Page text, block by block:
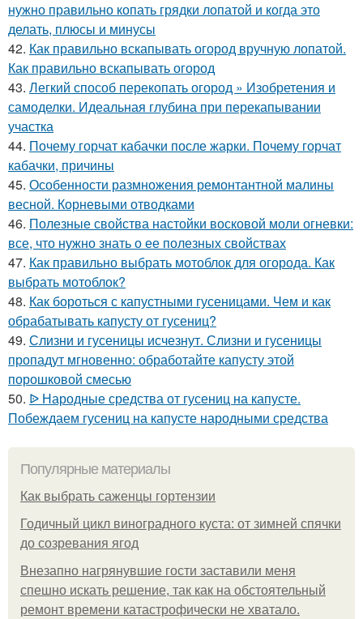
нужно правильно копать грядки лопатой и когда это
делать, плюсы и минусы
42. Как правильно вскапывать огород вручную лопатой.
Как правильно вскапывать огород
43. Легкий способ перекопать огород » Изобретения и
самоделки. Идеальная глубина при перекапывании
участка
44. Почему горчат кабачки после жарки. Почему горчат
кабачки, причины
45. Особенности размножения ремонтантной малины
весной. Корневыми отводками
46. Полезные свойства настойки восковой моли огневки:
все, что нужно знать о ее полезных свойствах
47. Как правильно выбрать мотоблок для огорода. Как
выбрать мотоблок?
48. Как бороться с капустными гусеницами. Чем и как
обрабатывать капусту от гусениц?
49. Слизни и гусеницы исчезнут. Слизни и гусеницы
пропадут мгновенно: обработайте капусту этой
порошковой смесью
50. ᐉ Народные средства от гусениц на капусте.
Побеждаем гусениц на капусте народными средства
Популярные материалы
Как выбрать саженцы гортензии
Годичный цикл виноградного куста: от зимней спячки
до созревания ягод
Внезапно нагрянувшие гости заставили меня
спешно искать решение, так как на обстоятельный
ремонт времени катастрофически не хватало.